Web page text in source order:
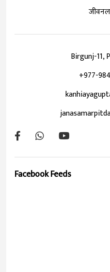
Birgunj-11,
+977-
Facebook Feeds